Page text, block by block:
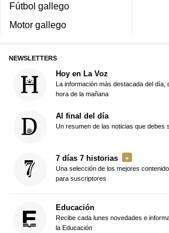
Fútbol gallego
Motor gallego
NEWSLETTERS
Hoy en La Voz
La información más destacada del día,
hora de la mañana
Al final del día
Un resumen de las noticias que debes
7 días 7 historias
Una selección de los mejores
para suscriptores
Educación
Recibe cada lunes novedades e
la Educación